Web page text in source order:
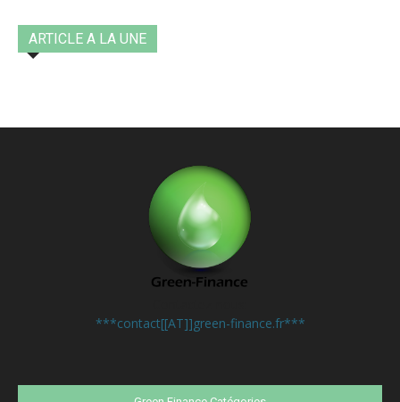
ARTICLE A LA UNE
***contact[[AT]]green-finance.fr***